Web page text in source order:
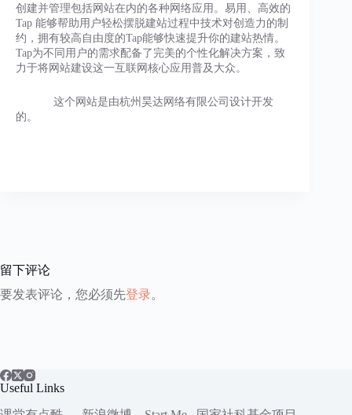
创建并管理包括网站在内的各种网络应用。易用、高效的
Tap 能够帮助用户轻松摆脱建站过程中技术对创造力的制
约，拥有较高自由度的Tap能够快速提升你的建站热情。
Tap为不同用户的需求配备了完美的个性化解决方案，致
力于将网站建设这一互联网核心应用普及大众。
这个网站是由杭州昊达网络有限公司设计开发
的。
留下评论
要发表评论，您必须先登录。
Useful Links